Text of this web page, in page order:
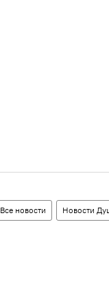
Все новости Новости